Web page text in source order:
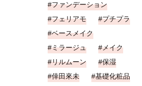
ファンデーション
フェリアモ
プチプラ
ベースメイク
ミラージュ
メイク
リルムーン
保湿
倖田來未
基礎化粧品